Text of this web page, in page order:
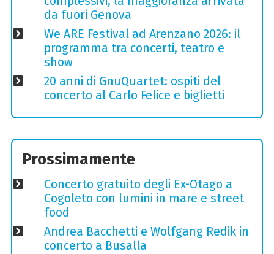
da fuori Genova
We ARE Festival ad Arenzano 2026: il
programma tra concerti, teatro e
show
20 anni di GnuQuartet: ospiti del
concerto al Carlo Felice e biglietti
Prossimamente
Concerto gratuito degli Ex-Otago a
Cogoleto con lumini in mare e street
food
Andrea Bacchetti e Wolfgang Redik in
concerto a Busalla